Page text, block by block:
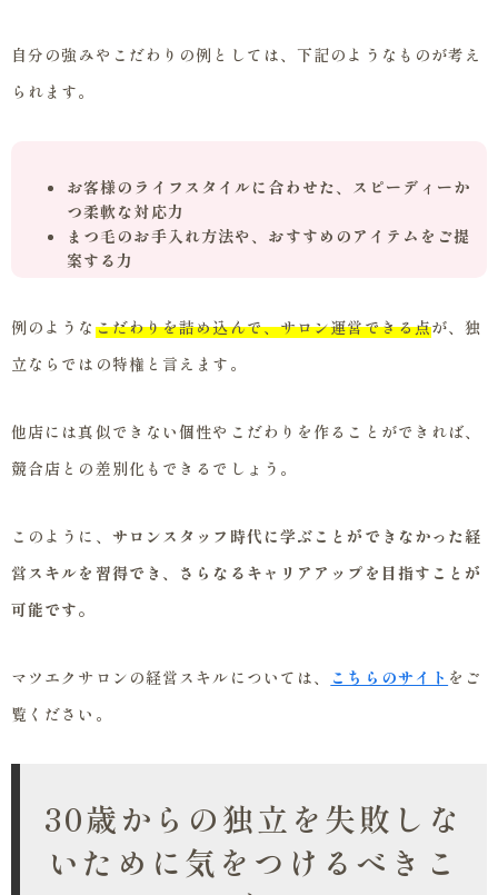
自分の強みやこだわりの例としては、下記のようなものが考え
られます。
お客様のライフスタイルに合わせた、スピーディーか
つ柔軟な対応力
まつ毛のお手入れ方法や、おすすめのアイテムをご提
案する力
例のような こだわりを詰め込んで、サロン運営できる点が、独
立ならではの特権と言えます。
他店には真似できない個性やこだわりを作ることができれば、
競合店との差別化もできるでしょう。
このように、 サロンスタッフ時代に学ぶことができなかった経
営スキルを習得でき、さらなるキャリアアップを目指すことが
可能です。
マツエクサロンの経営スキルについては、 こちらのサイト をご
覧ください。
30歳からの独立を失敗しな
いために気をつけるべきこ